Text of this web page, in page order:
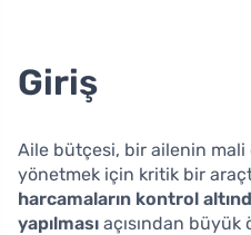
Giriş
Aile bütçesi, bir ailenin
yönetmek için kritik bir
harcamaların kontrol
yapılması açısından büyük